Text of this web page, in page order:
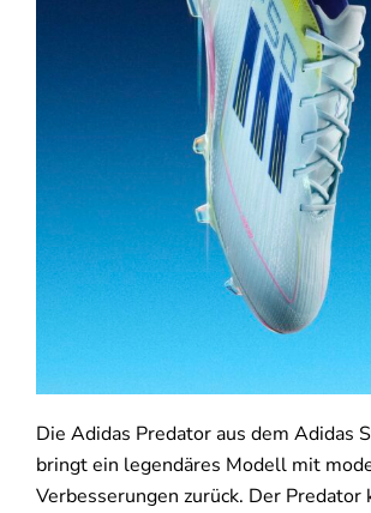
Die Adidas Predator aus dem Adidas
bringt ein legendäres Modell mit
Verbesserungen zurück. Der Predator